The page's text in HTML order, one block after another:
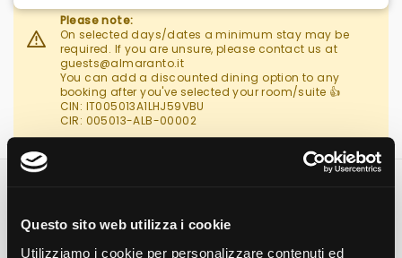
Questo sito web utilizza i cookie
Utilizziamo i cookie per personalizzare contenuti ed
Please note:
On selected days/dates a minimum stay may be
required. If you are unsure, please contact us at
guests@almaranto.it
You can add a discounted dining option to any
booking after you've selected your room/suite 👍
CIN: IT005013A1LHJ59VBU
CIR: 005013-ALB-00002
and exclusive benefits +